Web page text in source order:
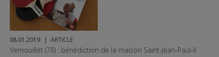
08.01.2019 ARTICLE
Vernouillet (78) : bénédiction de la maison Saint-Jean-Paul-II